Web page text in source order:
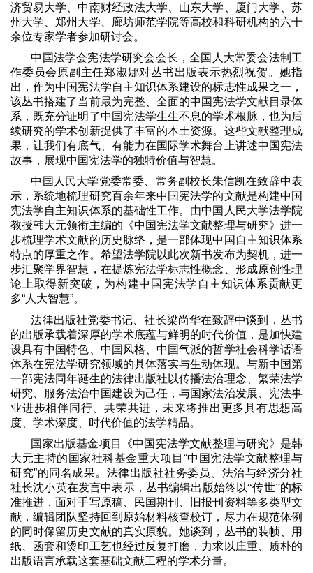
济贸易大学、中南财经政法大学、山东大学、厦门大学、苏
州大学、郑州大学、廊坊师范学院等高校和科研机构的六十
余位专家学者参加研讨会。
中国法学会宪法学研究会会长，全国人大常委会法制工
作委员会原副主任郑淑娜对丛书出版表示热烈祝贺。她指
出，作为中国宪法学自主知识体系建设的标志性成果之一，
该丛书搭建了当前最为完整、全面的中国宪法学文献目录体
系，既充分证明了中国宪法学生生不息的学术根脉，也为后
续研究的学术创新提供了丰富的本土资源。这些文献整理成
果，让我们有底气、有能力在国际学术舞台上讲述中国宪法
故事，展现中国宪法学的独特价值与智慧。
中国人民大学党委常委、常务副校长朱信凯在致辞中表
示，系统地梳理研究百余年来中国宪法学的文献是构建中国
宪法学自主知识体系的基础性工作。由中国人民大学法学院
教授韩大元领衔主编的《中国宪法学文献整理与研究》进一
步梳理学术文献的历史脉络，是一部体现中国自主知识体系
特点的厚重之作。希望法学院以此次新书发布为契机，进一
步汇聚学界智慧，在提炼宪法学标志性概念、形成原创性理
论上取得新突破，为构建中国宪法学自主知识体系贡献更
多“人大智慧”。
法律出版社党委书记、社长梁尚华在致辞中谈到，丛书
的出版承载着深厚的学术底蕴与鲜明的时代价值，是加快建
设具有中国特色、中国风格、中国气派的哲学社会科学话语
体系在宪法学研究领域的具体落实与生动体现。与新中国第
一部宪法同年诞生的法律出版社以传播法治理念、繁荣法学
研究、服务法治中国建设为己任，与国家法治发展、宪法事
业进步相伴同行、共荣共进，未来将推出更多具有思想高
度、学术深度、时代价值的法学精品。
国家出版基金项目《中国宪法学文献整理与研究》是韩
大元主持的国家社科基金重大项目 “中国宪法学文献整理与
研究”的同名成果。法律出版社社务委员、法治与经济分社
社长沈小英在发言中表示，丛书编辑出版始终以“传世”的标
准推进，面对手写原稿、民国期刊、旧报刊资料等多类型文
献，编辑团队坚持回到原始材料核查校订，尽力在规范体例
的同时保留历史文献的真实原貌。她谈到，丛书的装帧、用
纸、函套和烫印工艺也经过反复打磨，力求以庄重、质朴的
出版语言承载这套基础文献工程的学术分量。